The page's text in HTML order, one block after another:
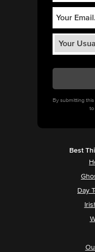
By submitting
to
Best
Day